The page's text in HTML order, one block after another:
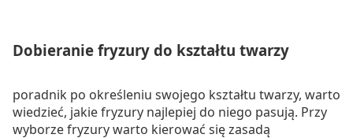
Dobieranie fryzury do kształtu twarzy
poradnik po określeniu swojego kształtu twarzy, warto
wiedzieć, jakie fryzury najlepiej do niego pasują. Przy
wyborze fryzury warto kierować się zasadą